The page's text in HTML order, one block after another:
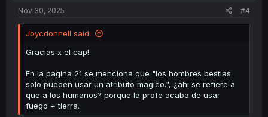
Nov 30, 2025 #4
Joycdonnell said:
Gracias x el cap!
En la pagina 21 se menciona que "los hombres bestias
solo pueden usar un atributo magico.", ¿ahi se refiere a
que a los humanos? porque la profe acaba de usar
fuego + tierra.